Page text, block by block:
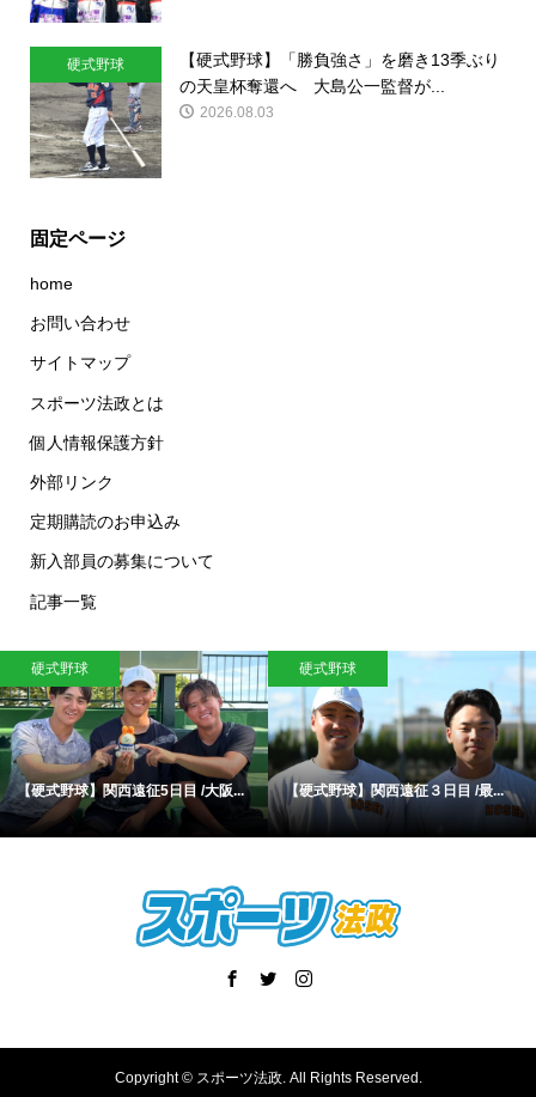
硬式野球
【硬式野球】「勝負強さ」を磨き13季ぶり
の天皇杯奪還へ 大島公一監督が...
2026.08.03
固定ページ
home
お問い合わせ
サイトマップ
スポーツ法政とは
個人情報保護方針
外部リンク
定期購読のお申込み
新入部員の募集について
記事一覧
硬式野球
【硬式野球】関西遠征5日目 /大阪...
硬式野球
【硬式野球】関西遠征３日目 /最...
Copyright ©スポーツ法政. All Rights Reserved.